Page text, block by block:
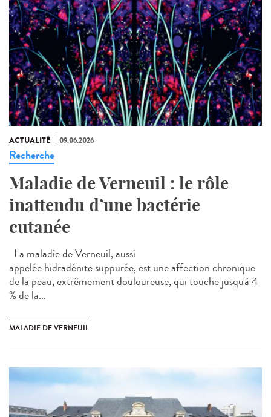
ACTUALITÉ 09.06.2026
Recherche
Maladie de Verneuil : le rôle
inattendu d’une bactérie
cutanée
La maladie de Verneuil, aussi
appelée hidradénite suppurée, est une affection chronique
de la peau, extrêmement douloureuse, qui touche jusqu'à 4
% de la...
MALADIE DE VERNEUIL